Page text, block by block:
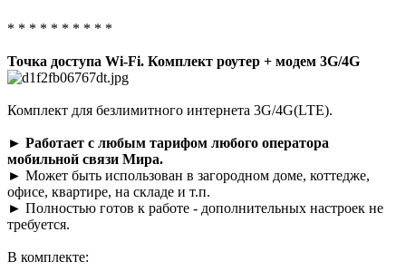
* * * * * * * * * *
Точка доступа Wi-Fi. Комплект роутер + модем 3G/4G
Комплект для безлимитного интернета 3G/4G(LTE).
► Работает с любым тарифом любого оператора
мобильной связи Мира.
► Может быть использован в загородном доме, коттедже,
офисе, квартире, на складе и т.п.
► Полностью готов к работе - дополнительных настроек не
требуется.
В комплекте: